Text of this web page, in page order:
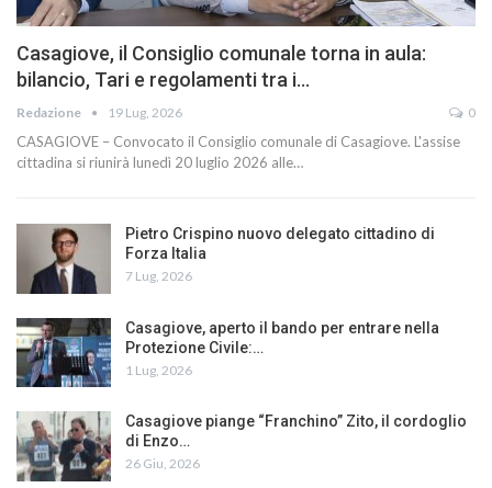
Casagiove, il Consiglio comunale torna in aula:
bilancio, Tari e regolamenti tra i…
Redazione 19 Lug, 2026 0
CASAGIOVE – Convocato il Consiglio comunale di Casagiove. L'assise
cittadina si riunirà lunedì 20 luglio 2026 alle…
Pietro Crispino nuovo delegato cittadino di
Forza Italia
7 Lug, 2026
Casagiove, aperto il bando per entrare nella
Protezione Civile:…
1 Lug, 2026
Casagiove piange “Franchino” Zito, il cordoglio
di Enzo…
26 Giu, 2026